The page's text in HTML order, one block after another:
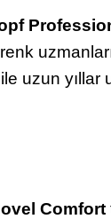
uzun yıllar
Comfort